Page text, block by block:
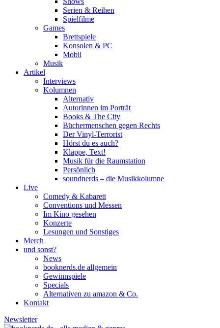
Serien & Reihen
Spielfilme
Games
Brettspiele
Konsolen & PC
Mobil
Musik
Artikel
Interviews
Kolumnen
Alternativ
Autorinnen im Porträt
Books & The City
Büchermenschen gegen Rechts
Der Vinyl-Terrorist
Hörst du es auch?
Klappe, Text!
Musik für die Raumstation
Persönlich
soundnerds – die Musikkolumne
Live
Comedy & Kabarett
Conventions und Messen
Im Kino gesehen
Konzerte
Lesungen und Sonstiges
Merch
und sonst?
News
booknerds.de allgemein
Gewinnspiele
Specials
Alternativen zu amazon & Co.
Kontakt
Newsletter